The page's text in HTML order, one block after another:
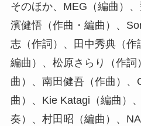
そのほか、MEG（編曲）
濱健悟（作曲・編曲）、
志（作詞）、田中秀典（作
編曲）、松原さらり（作詞
曲）、南田健吾（作曲）
曲）、Kie Katagi（編曲）
奏）、村田昭（編曲）、